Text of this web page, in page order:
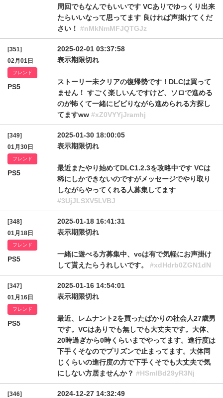
周回でもなんでもいいです VCありでゆっくり出来
たらいいなって思ってます 良ければ声掛けてくだ
さい！ #nMkNmMFJQTGJz
[351]
02月01日
フレンド
PS5
2025-02-01 03:37:58
表示期限切れ
ストーリー未クリアの復帰勢です！DLCは買って
ません！ すごく楽しいんですけど、ソロで進める
のが怖くて一緒にビビりながら進められる方探し
てますww #xZ0VYYjJramhj
[349]
01月30日
フレンド
PS5
2025-01-30 18:00:05
表示期限切れ
最近またやり始めてDLC1.2.3を攻略中です VCは
稀にしかできないのですがメッセージでやり取り
しながらやってくれる人募集してます
#3UjJLSXV5LVBJ
[348]
01月18日
フレンド
PS5
2025-01-18 16:41:31
表示期限切れ
一緒に遊べる方募集中、vcは有で気軽にお声掛け
して貰えたらうれしいです。 #xdHdrb0ZGN1dN
[347]
01月16日
フレンド
PS5
2025-01-16 14:54:01
表示期限切れ
最近、レムナント2を買ったばかりの社会人27歳男
です。VCはありでも無しでも大丈夫です。大体、
20時過ぎから0時くらいまでやってます。進行度は
下手くそなのでプリズンで止まってます。大体同
じくらいの進行度の方で下手くそでも大丈夫で気
にしない方居ませんか？ #HSmlBd29yR3Nj
[346]
2024-12-27 14:32:49